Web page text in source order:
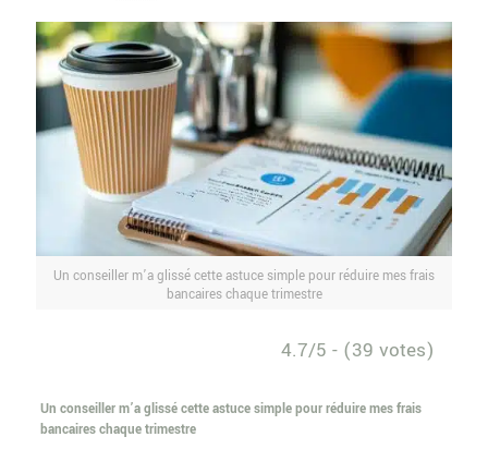
Un conseiller m’a glissé cette astuce simple pour réduire mes frais
bancaires chaque trimestre
4.7/5 - (39 votes)
Un conseiller m’a glissé cette astuce simple pour réduire mes frais
bancaires chaque trimestre